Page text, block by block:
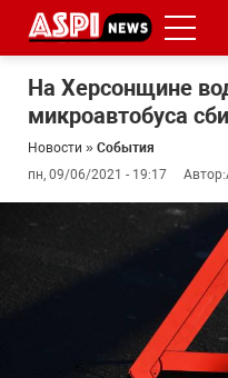
На Херсонщине
микроавтобуса
Новости » События
пн, 09/06/2021 - 19:17
Автор:
#гфс